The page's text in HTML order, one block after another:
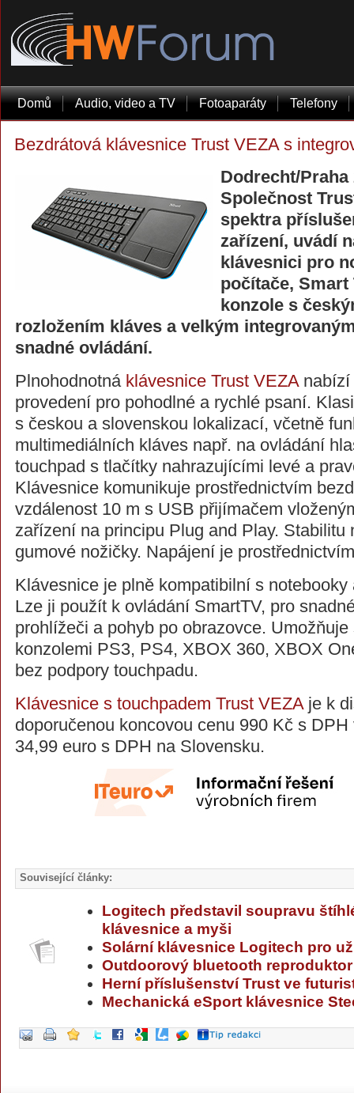
Domů Audio, video a TV Fotoaparáty Telefony
Bezdrátová klávesnice Trust VEZA s
Dodrecht/Praha
Společnost
spektra
zařízení, uvádí
klávesnici pro
počítače, Smart
konzole s
rozložením kláves a velkým
snadné ovládání.
Plnohodnotná klávesnice Trust VEZAnabízí
provedení pro pohodlné a rychlé psaní.
s českou a slovenskou lokalizací, včetně
multimediálních kláves např. na ovládání
touchpad s tlačítky nahrazujícími levé a
Klávesnice komunikuje prostřednictvím
vzdálenost 10 m s USB přijímačem
zařízení na principu Plug and Play. Stabilitu
gumové nožičky. Napájení je
Klávesnice je plně kompatibilní s
Lze ji použít k ovládání SmartTV, pro
prohlížeči a pohyb po obrazovce.
konzolemi PS3, PS4, XBOX 360, XBOX
bez podpory touchpadu.
Klávesnice s touchpadem Trust VEZAje k
doporučenou koncovou cenu 990 Kč s
34,99 euro s DPH na Slovensku.
Související články:
Logitech představil soupravu
klávesnice a myši
Solární klávesnice Logitech pro
Outdoorový bluetooth
Herní příslušenství Trust ve
Mechanická eSport klávesnice